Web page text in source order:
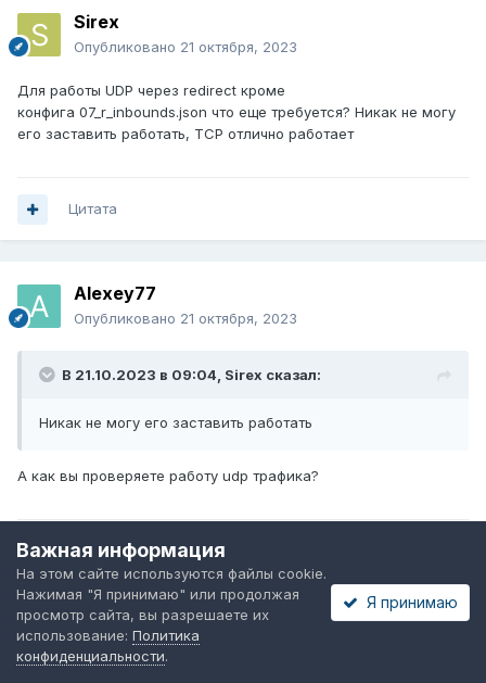
Sirex
Опубликовано 21 октября, 2023
Для работы UDP через redirect кроме
конфига 07_r_inbounds.json что еще требуется? Никак не могу
его заставить работать, TCP отлично работает
Цитата
Alexey77
Опубликовано 21 октября, 2023
В 21.10.2023 в 09:04, Sirex сказал:
Никак не могу его заставить работать
А как вы проверяете работу udp трафика?
Цитата
Sirex
Опубликовано
Важная информация
На этом сайте используются файлы cookie.
Нажимая "Я принимаю" или продолжая
просмотр сайта, вы разрешаете их
использование: Политика
конфиденциальности.
Я принимаю